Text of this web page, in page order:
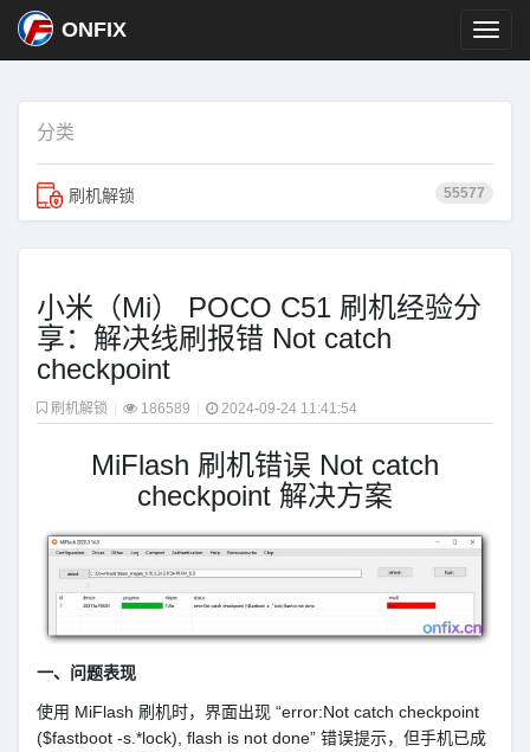
ONFIX
分类
55577
刷机解锁
小米（Mi） POCO C51 刷机经验分
享：解决线刷报错 Not catch
checkpoint
刷机解锁 186589 2024-09-24 11:41:54
MiFlash 刷机错误 Not catch
checkpoint 解决方案
一、问题表现
使用 MiFlash 刷机时，界面出现 “error:Not catch checkpoint
($fastboot -s.*lock), flash is not done” 错误提示，但手机已成